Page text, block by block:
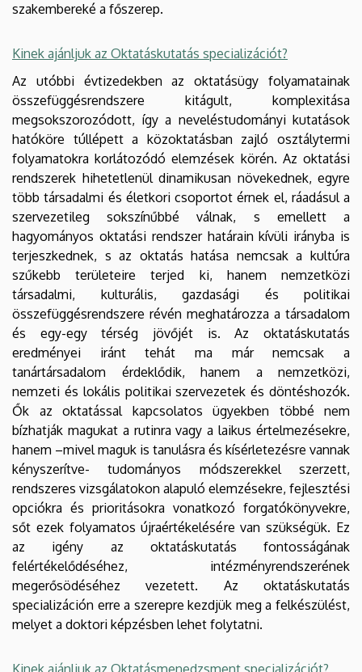
szakembereké a főszerep.
Kinek ajánljuk az Oktatáskutatás specializációt?
Az utóbbi évtizedekben az oktatásügy folyamatainak
összefüggésrendszere kitágult, komplexitása
megsokszorozódott, így a neveléstudományi kutatások
hatóköre túllépett a közoktatásban zajló osztálytermi
folyamatokra korlátozódó elemzések körén. Az oktatási
rendszerek hihetetlenül dinamikusan növekednek, egyre
több társadalmi és életkori csoportot érnek el, ráadásul a
szervezetileg sokszínűbbé válnak, s emellett a
hagyományos oktatási rendszer határain kívüli irányba is
terjeszkednek, s az oktatás hatása nemcsak a kultúra
szűkebb területeire terjed ki, hanem nemzetközi
társadalmi, kulturális, gazdasági és politikai
összefüggésrendszere révén meghatározza a társadalom
és egy-egy térség jövőjét is. Az oktatáskutatás
eredményei iránt tehát ma már nemcsak a
tanártársadalom érdeklődik, hanem a nemzetközi,
nemzeti és lokális politikai szervezetek és döntéshozók.
Ők az oktatással kapcsolatos ügyekben többé nem
bízhatják magukat a rutinra vagy a laikus értelmezésekre,
hanem –mivel maguk is tanulásra és kísérletezésre vannak
kényszerítve- tudományos módszerekkel szerzett,
rendszeres vizsgálatokon alapuló elemzésekre, fejlesztési
opciókra és prioritásokra vonatkozó forgatókönyvekre,
sőt ezek folyamatos újraértékelésére van szükségük. Ez
az igény az oktatáskutatás fontosságának
felértékelődéséhez, intézményrendszerének
megerősödéséhez vezetett. Az oktatáskutatás
specializáción erre a szerepre kezdjük meg a felkészülést,
melyet a doktori képzésben lehet folytatni.
Kinek ajánljuk az Oktatásmenedzsment specializációt?